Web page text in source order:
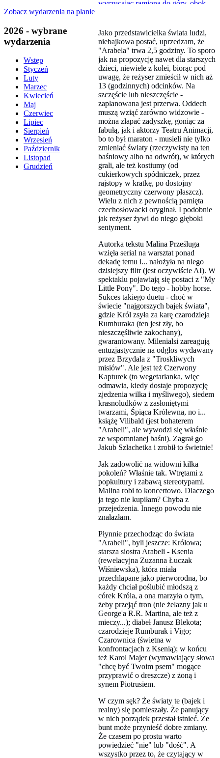
Zobacz wydarzenia na planie
2026 - wybrane
wydarzenia
Wstęp
Styczeń
Luty
Marzec
Kwiecień
Maj
Czerwiec
Lipiec
Sierpień
Wrzesień
Październik
Listopad
Grudzień
Jako przedstawicielka świata ludzi,
niebajkowa postać, uprzedzam, że
"Arabela" trwa 2,5 godziny. To sporo
jak na propozycję nawet dla starszych
dzieci, niewiele z kolei, biorąc pod
uwagę, że reżyser zmieścił w nich aż
13 (godzinnych) odcinków. Na
szczęście lub nieszczęście -
zaplanowana jest przerwa. Oddech
muszą wziąć zarówno widzowie -
można złapać zadyszkę, goniąc za
fabułą, jak i aktorzy Teatru Animacji,
bo to był maraton - musieli nie tylko
zmieniać światy (rzeczywisty na ten
baśniowy albo na odwrót), w których
grali, ale też kostiumy (od
cukierkowych spódniczek, przez
rajstopy w kratkę, po dostojny
geometryczny czerwony płaszcz).
Wielu z nich z pewnością pamięta
czechosłowacki oryginał. I podobnie
jak reżyser żywi do niego głęboki
sentyment.
Autorka tekstu Malina Prześluga
wzięła serial na warsztat ponad
dekadę temu i... nałożyła na niego
dzisiejszy filtr (jest oczywiście AI). W
spektaklu pojawiają się postaci z "My
Little Pony". Do tego - hobby horse.
Sukces takiego duetu - choć w
świecie "najgorszych bajek świata",
gdzie Król zsyła za karę czarodzieja
Rumburaka (ten jest zły, bo
nieszczęśliwie zakochany),
gwarantowany. Milenialsi zareagują
entuzjastycznie na odgłos wydawany
przez Brzydala z "Troskliwych
misiów". Ale jest też Czerwony
Kapturek (to wegetarianka, więc
odmawia, kiedy dostaje propozycję
zjedzenia wilka i myśliwego), siedem
krasnoludków z zasłoniętymi
twarzami, Śpiąca Królewna, no i...
książę Vilibald (jest bohaterem
"Arabeli", ale wywodzi się właśnie
ze wspomnianej baśni). Zagrał go
Jakub Szlachetka i zrobił to świetnie!
Jak zadowolić na widowni kilka
pokoleń? Właśnie tak. Wtrętami z
popkultury i zabawą stereotypami.
Malina robi to koncertowo. Dlaczego
ja tego nie kupiłam? Chyba z
przejedzenia. Innego powodu nie
znalazłam.
Płynnie przechodząc do świata
"Arabeli", byli jeszcze: Królowa;
starsza siostra Arabeli - Ksenia
(rewelacyjna Zuzanna Łuczak
Wiśniewska), która miała
przechlapane jako pierworodna, bo
każdy chciał poślubić młodszą z
córek Króla, a ona marzyła o tym,
żeby przejąć tron (nie żelazny jak u
George'a R.R. Martina, ale też z
mieczy...); diabeł Janusz Blekota;
czarodzieje Rumburak i Vigo;
Czarownica (świetna w
konfrontacjach z Ksenią); w końcu
też Karol Majer (wymawiający słowa
"chcę być Twoim psem" mogące
przyprawić o dreszcze) z żoną i
synem Piotrusiem.
W czym sęk? Że światy te (bajek i
realny) się pomieszały. Że panujący
w nich porządek przestał istnieć. Że
bunt może przynieść dobre zmiany.
Że czasem po prostu warto
powiedzieć "nie" lub "dość". A
wszystko przez to, że czytający w